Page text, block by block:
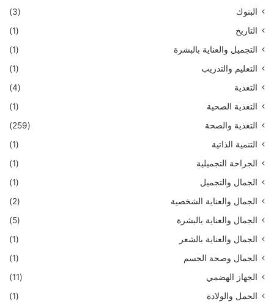
البنوك
(3)
التاريخ
(1)
التجميل والعناية بالبشرة
(1)
التعليم والتدريب
(1)
التغذية
(4)
التغذية الصحية
(1)
التغذية والصحة
(259)
التنمية الذاتية
(1)
الجراحة التجميلية
(1)
الجمال والتجميل
(1)
الجمال والعناية الشخصية
(2)
الجمال والعناية بالبشرة
(5)
الجمال والعناية بالشعر
(1)
الجمال وصحة الجسم
(1)
الجهاز الهضمي
(11)
الحمل والولادة
(1)